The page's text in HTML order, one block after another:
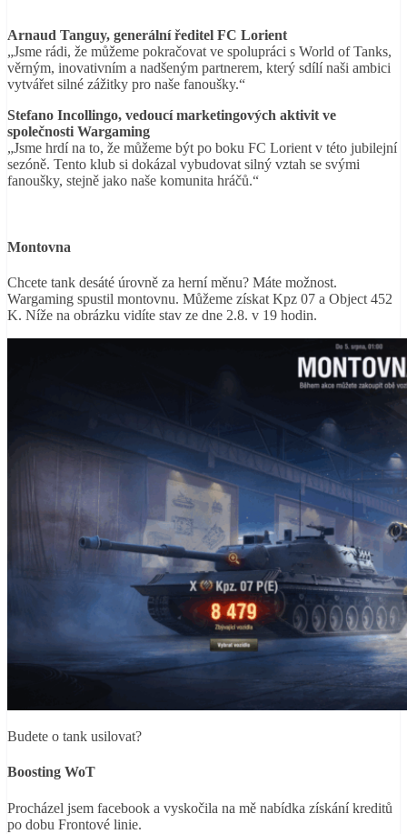
Arnaud Tanguy, generální ředitel FC Lorient
„Jsme rádi, že můžeme pokračovat ve spolupráci s World of Tanks,
věrným, inovativním a nadšeným partnerem, který sdílí naši ambici
vytvářet silné zážitky pro naše fanoušky.“
Stefano Incollingo, vedoucí marketingových aktivit ve
společnosti Wargaming
„Jsme hrdí na to, že můžeme být po boku FC Lorient v této jubilejní
sezóně. Tento klub si dokázal vybudovat silný vztah se svými
fanoušky, stejně jako naše komunita hráčů.“
Montovna
Chcete tank desáté úrovně za herní měnu? Máte možnost.
Wargaming spustil montovnu. Můžeme získat Kpz 07 a Object 452
K. Níže na obrázku vidíte stav ze dne 2.8. v 19 hodin.
Budete o tank usilovat?
Boosting WoT
Procházel jsem facebook a vyskočila na mě nabídka získání kreditů
po dobu Frontové linie.